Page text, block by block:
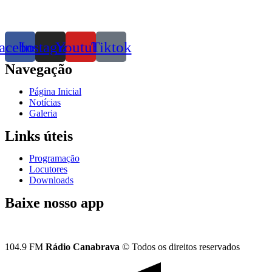
InstagramYoutubeTiktok
Navegação
Página Inicial
Notícias
Galeria
Links úteis
Programação
Locutores
Downloads
Baixe nosso app
104.9 FM Rádio Canabrava © Todos os direitos reservados